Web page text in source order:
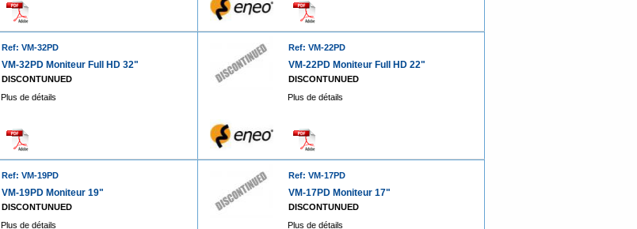
Ref: VM-32PD
VM-32PD Moniteur Full HD 32"
DISCONTUNUED
Plus de détails
Ref: VM-22PD
VM-22PD Moniteur Full HD 22"
DISCONTUNUED
Plus de détails
Ref: VM-19PD
VM-19PD Moniteur 19"
DISCONTUNUED
Plus de détails
Ref: VM-17PD
VM-17PD Moniteur 17"
DISCONTUNUED
Plus de détails